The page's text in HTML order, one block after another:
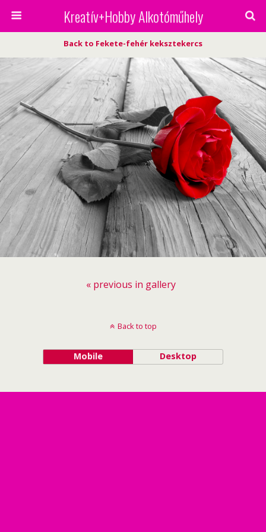
Kreatív+Hobby Alkotóműhely
Back to Fekete-fehér keksztekercs
« previous in gallery
Back to top
Mobile Desktop